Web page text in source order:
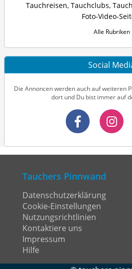
Tauchreisen, Tauchclubs,
Foto-Video-
Alle Rubriken
Social
Die Annoncen werden auch auf weiteren
dort und Du bist immer auf
Tauchers Pinnwand
Datenschutzerklärung
Cookie-Einstellungen
Nutzungsrichtlinien
Kontaktiere uns
Impressum
Hilfe